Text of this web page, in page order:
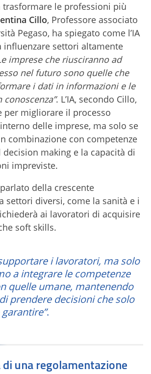
trasformare le professioni più
Cillo, Professore associato
Pegaso, ha spiegato come l’IA
influenzare settori altamente
imprese che riusciranno ad
nel futuro sono quelle che
i dati in informazioni e le
. L’IA, secondo Cillo,
per migliorare il processo
delle imprese, ma solo se
combinazione con competenze
making e la capacità di
impreviste.
della crescente
settori diversi, come la sanità e i
ai lavoratori di acquisire
soft skills.
supportare i lavoratori, ma solo
a integrare le competenze
quelle umane, mantenendo
prendere decisioni che solo
.
di una regolamentazione